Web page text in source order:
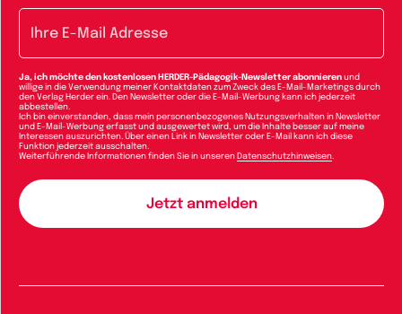
Ja, ich möchte den kostenlosen HERDER-Pädagogik-Newsletter abonnieren und
willige in die Verwendung meiner Kontaktdaten zum Zweck des E-Mail-Marketings durch
den Verlag Herder ein. Den Newsletter oder die E-Mail-Werbung kann ich jederzeit
abbestellen.
Ich bin einverstanden, dass mein personenbezogenes Nutzungsverhalten in Newsletter
und E-Mail-Werbung erfasst und ausgewertet wird, um die Inhalte besser auf meine
Interessen auszurichten. Über einen Link in Newsletter oder E-Mail kann ich diese
Funktion jederzeit ausschalten.
Weiterführende Informationen finden Sie in unseren Datenschutzhinweisen.